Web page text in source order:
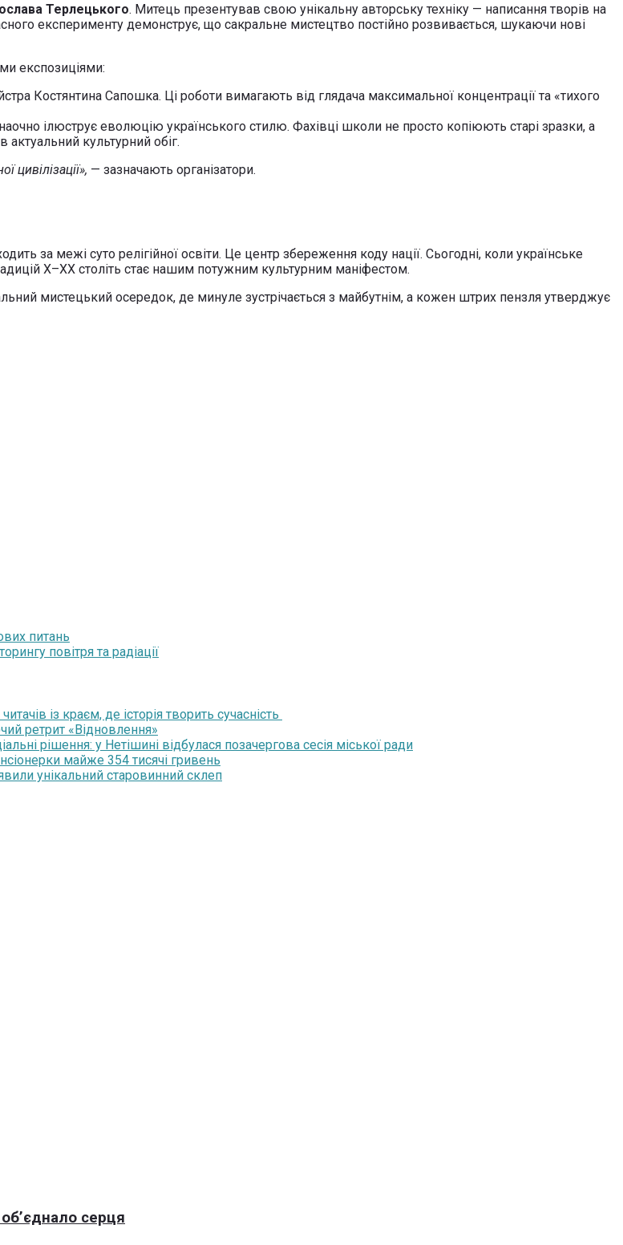
Терлецького. Митець презентував свою унікальну авторську техніку — написання творів на
експерименту демонструє, що сакральне мистецтво постійно розвивається, шукаючи нові
експозиціями:
Костянтина Сапошка. Ці роботи вимагають від глядача максимальної концентрації та «тихого
ілюструє еволюцію українського стилю. Фахівці школи не просто копіюють старі зразки, а
актуальний культурний обіг.
цивілізації», — зазначають організатори.
за межі суто релігійної освіти. Це центр збереження коду нації. Сьогодні, коли українське
X–XX століть стає нашим потужним культурним маніфестом.
мистецький осередок, де минуле зустрічається з майбутнім, а кожен штрих пензля утверджує
питань
повітря та радіації
із краєм, де історія творить сучасність
ретрит «Відновлення»
рішення: у Нетішині відбулася позачергова сесія міської ради
майже 354 тисячі гривень
унікальний старовинний склеп
об’єднало серця